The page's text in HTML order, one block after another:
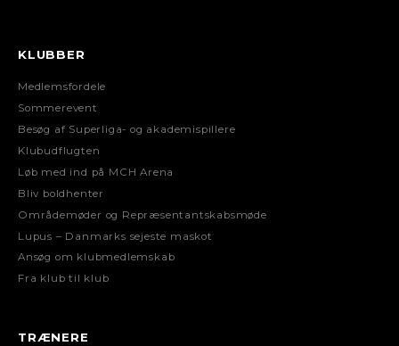
KLUBBER
Medlemsfordele
Sommerevent
Besøg af Superliga- og akademispillere
Klubudflugten
Løb med ind på MCH Arena
Bliv boldhenter
Områdemøder og Repræsentantskabsmøde
Lupus – Danmarks sejeste maskot
Ansøg om klubmedlemskab
Fra klub til klub
TRÆNERE